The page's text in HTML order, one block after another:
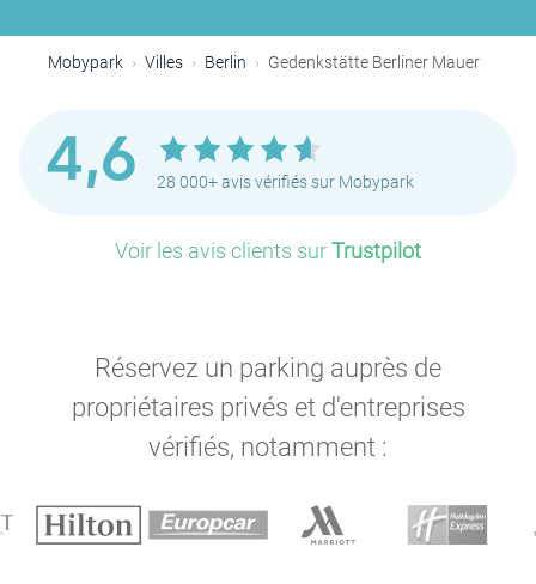
Mobypark Villes Berlin Gedenkstätte Berliner Mauer
4,6 28 000+ avis vérifiés sur Mobypark
Voir les avis clients surTrustpilot
Réservez un parking auprès de
propriétaires privés et d'entreprises
vérifiés, notamment :